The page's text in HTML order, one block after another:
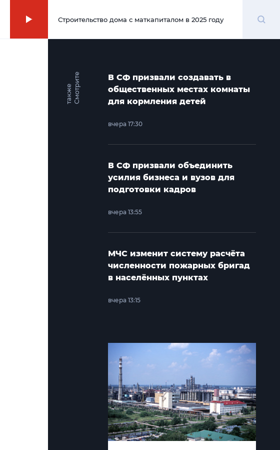
00:00
Строительство дома с маткапиталом в 2025 году
С
м
о
т
р и
т
е
т
а
к
ж
е
В СФ призвали создавать в
общественных местах комнаты
для кормления детей
вчера 17:30
В СФ призвали объединить
усилия бизнеса и вузов для
подготовки кадров
вчера 13:55
МЧС изменит систему расчёта
численности пожарных бригад
в населённых пунктах
вчера 13:15